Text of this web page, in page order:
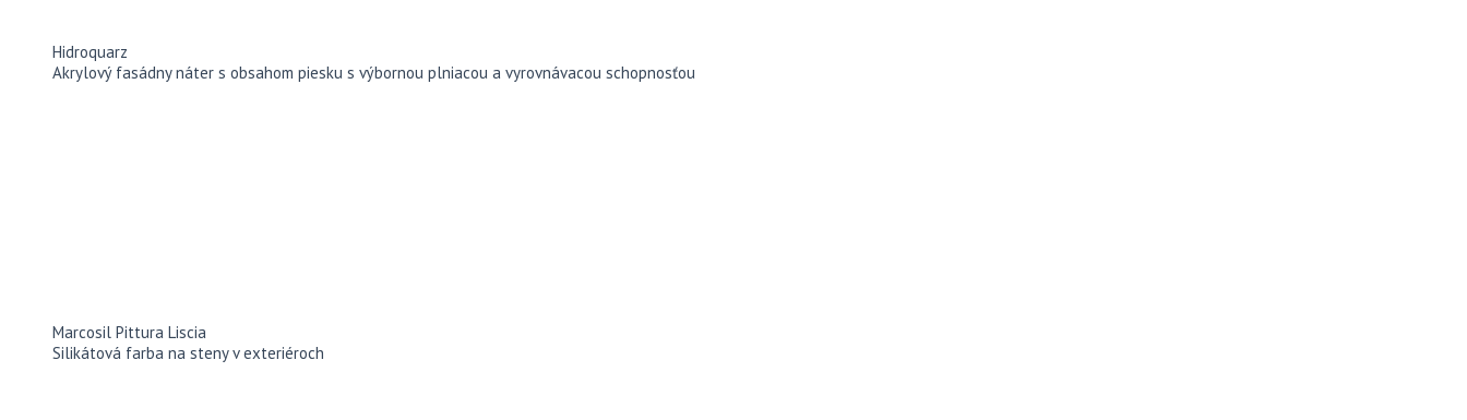
Hidroquarz
Akrylový fasádny náter s obsahom piesku s výbornou plniacou a vyrovnávacou schopnosťou
Marcosil Pittura Liscia
Silikátová farba na steny v exteriéroch